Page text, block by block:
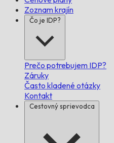
Zoznam krajín
Čo je IDP?
Prečo potrebujem IDP?
Záruky
Často kladené otázky
Kontakt
Cestovný sprievodca